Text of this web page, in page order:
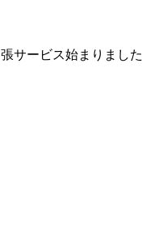
サービス始まりました